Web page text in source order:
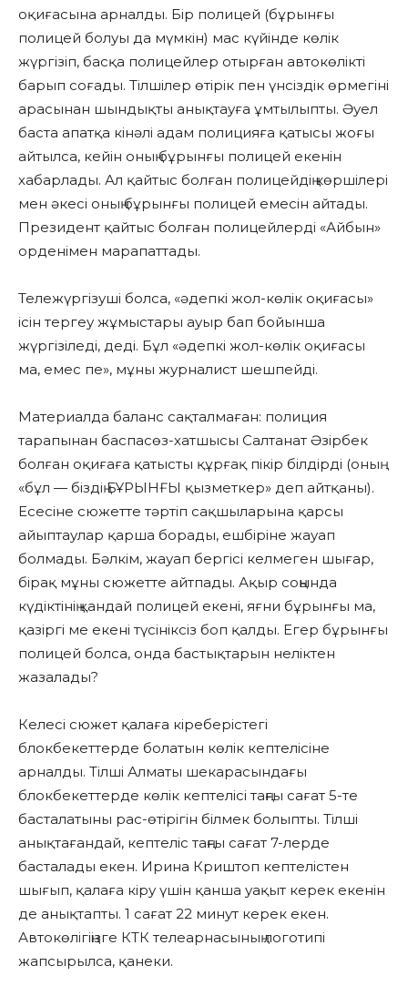
оқиғасына арналды. Бір полицей (бұрынғы
полицей болуы да мүмкін) мас күйінде көлік
жүргізіп, басқа полицейлер отырған автокөлікті
барып соғады. Тілшілер өтірік пен үнсіздік өрмегінің
арасынан шындықты анықтауға ұмтылыпты. Әуел
баста апатқа кінәлі адам полицияға қатысы жоғы
айтылса, кейін оның бұрынғы полицей екенін
хабарлады. Ал қайтыс болған полицейдің көршілері
мен әкесі оның бұрынғы полицей емесін айтады.
Президент қайтыс болған полицейлерді «Айбын»
орденімен марапаттады.
Тележүргізуші болса, «әдепкі жол-көлік оқиғасы»
ісін тергеу жұмыстары ауыр бап бойынша
жүргізіледі, деді. Бұл «әдепкі жол-көлік оқиғасы
ма, емес пе», мұны журналист шешпейді.
Материалда баланс сақталмаған: полиция
тарапынан баспасөз-хатшысы Салтанат Әзірбек
болған оқиғаға қатысты құрғақ пікір білдірді (оның
«бұл — біздің БҰРЫНҒЫ қызметкер» деп айтқаны).
Есесіне сюжетте тәртіп сақшыларына қарсы
айыптаулар қарша борады, ешбіріне жауап
болмады. Бәлкім, жауап бергісі келмеген шығар,
бірақ мұны сюжетте айтпады. Ақыр соңында
күдіктінің қандай полицей екені, яғни бұрынғы ма,
қазіргі ме екені түсініксіз боп қалды. Егер бұрынғы
полицей болса, онда бастықтарын неліктен
жазалады?
Келесі сюжет қалаға кіреберістегі
блокбекеттерде болатын көлік кептелісіне
арналды. Тілші Алматы шекарасындағы
блокбекеттерде көлік кептелісі таңғы сағат 5-те
басталатыны рас-өтірігін білмек болыпты. Тілші
анықтағандай, кептеліс таңғы сағат 7-лерде
басталады екен. Ирина Криштоп кептелістен
шығып, қалаға кіру үшін қанша уақыт керек екенін
де анықтапты. 1 сағат 22 минут керек екен.
Автокөлігіңізге КТК телеарнасының логотипі
жапсырылса, қанеки.